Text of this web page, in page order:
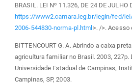
BRASIL. LEI Nº 11.326, DE 24 DE JULHO
https://www2.camara.leg.br/legin/fed/
2006-544830-norma-pl.html >. />. Acesso
BITTENCOURT G. A. Abrindo a caixa
agricultura familiar no Brasil. 2003,
Universidade Estadual de Campinas,
Campinas, SP, 2003.